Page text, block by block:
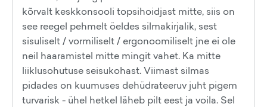
kõrvalt keskkonsooli topsihoidjast mitte, siis on
see reegel pehmelt öeldes silmakirjalik, sest
sisuliselt / vormiliselt / ergonoomiliselt jne ei ole
neil haaramistel mitte mingit vahet. Ka mitte
liiklusohutuse seisukohast. Viimast silmas
pidades on kuumuses dehüdrateeruv juht pigem
turvarisk - ühel hetkel läheb pilt eest ja voila. Sel